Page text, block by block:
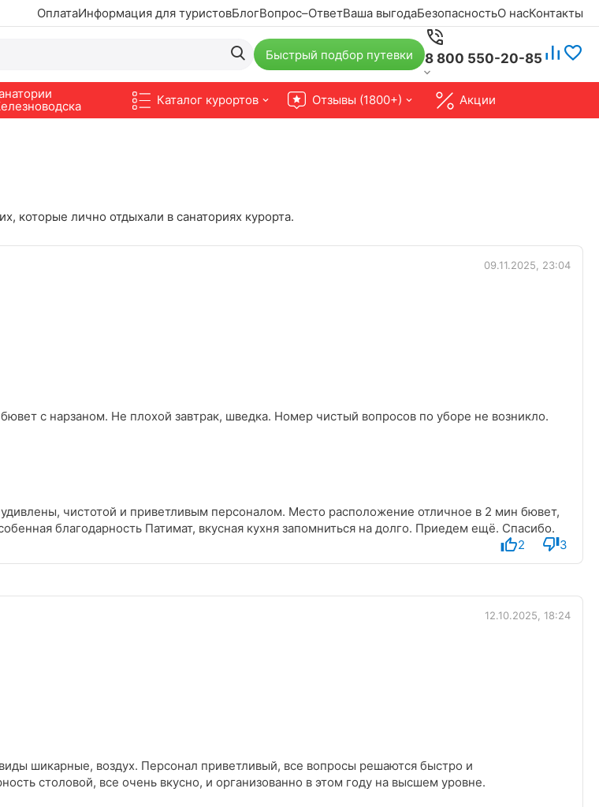
ОплатаИнформация для туристовБлогВопрос–ОтветВаша выгодаБезопасностьО насКонтакты
Быстрый подбор путевки 8 800 550-20-85
Каталог курортов Отзывы (1800+) Акции
которые лично отдыхали в санаториях курорта.
09.11.2025, 23:04
с нарзаном. Не плохой завтрак, шведка. Номер чистый вопросов по уборе не возникло.
чистотой и приветливым персоналом. Место расположение отличное в 2 мин бювет,
благодарность Патимат, вкусная кухня запомниться на долго. Приедем ещё. Спасибо.
2
3
12.10.2025, 18:24
шикарные, воздух. Персонал приветливый, все вопросы решаются быстро и
столовой, все очень вкусно, и организованно в этом году на высшем уровне.